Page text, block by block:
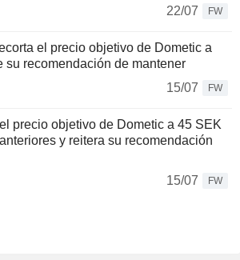
22/07 FW
el precio objetivo de Dometic a
su recomendación de mantener
15/07
FW
precio objetivo de Dometic a 45 SEK
y reitera su recomendación
15/07
FW